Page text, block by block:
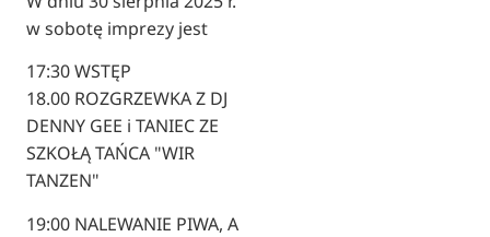
w sobotę imprezy jest
17:30 WSTĘP
18.00 ROZGRZEWKA Z DJ
DENNY GEE i TANIEC ZE
SZKOŁĄ TAŃCA "WIR
TANZEN"
19:00 NALEWANIE PIWA, A